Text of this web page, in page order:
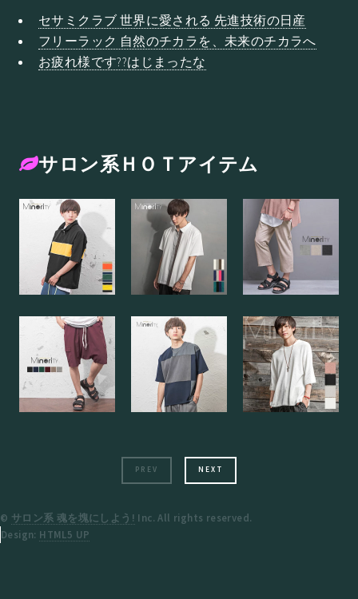
セサミクラブ 世界に愛される 先進技術の日産
フリーラック 自然のチカラを、未来のチカラへ
お疲れ様です??はじまったな
サロン系ＨＯＴアイテム
PREV NEXT
© サロン系 魂を塊にしよう! Inc. All rights reserved.
Design: HTML5 UP